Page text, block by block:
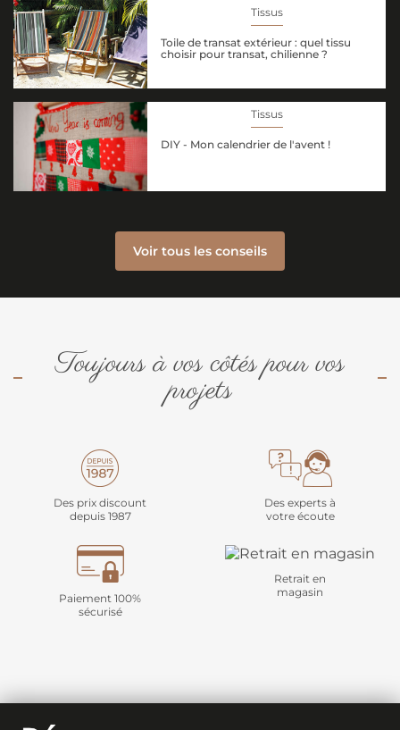
Tissus
Toile de transat extérieur : quel tissu
choisir pour transat, chilienne ?
Tissus
DIY - Mon calendrier de l'avent !
Voir tous les conseils
Toujours à vos côtés pour vos
projets
Des prix discount
depuis 1987
Des experts à
votre écoute
Paiement 100%
sécurisé
Retrait en
magasin